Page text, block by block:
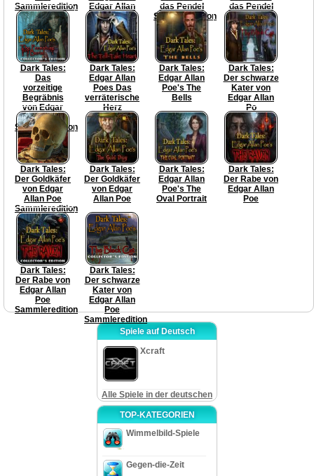
Sammleredition
Edgar Allan
Poe
das Pendel
Sammleredition
das Pendel
Dark Tales:
Das
vorzeitige
Begräbnis
von Edgar
Allan Poe
Sammleredition
Dark Tales:
Edgar Allan
Poes Das
verräterische
Herz
Dark Tales:
Edgar Allan
Poe's The
Bells
Dark Tales:
Der schwarze
Kater von
Edgar Allan
Po
Dark Tales:
Der Goldkäfer
von Edgar
Allan Poe
Sammleredition
Dark Tales:
Der Goldkäfer
von Edgar
Allan Poe
Dark Tales:
Edgar Allan
Poe's The
Oval Portrait
Dark Tales:
Der Rabe von
Edgar Allan
Poe
Dark Tales:
Der Rabe von
Edgar Allan
Poe
Sammleredition
Dark Tales:
Der schwarze
Kater von
Edgar Allan
Poe
Sammleredition
Spiele auf Deutsch
Xcraft
Alle Spiele in der deutschen
TOP-KATEGORIEN
Wimmelbild-Spiele
Gegen-die-Zeit